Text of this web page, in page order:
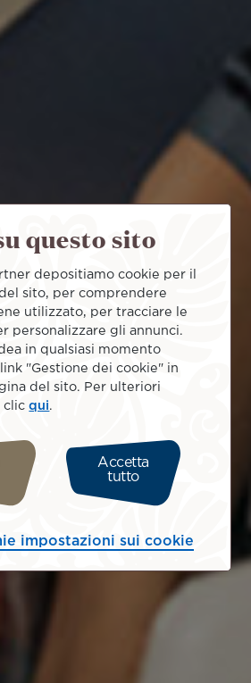
questo sito
depositiamo cookie per il
sito, per comprendere
utilizzato, per tracciare le
personalizzare gli annunci.
in qualsiasi momento
"Gestione dei cookie" in
del sito. Per ulteriori
clicqui
Accetta
tutto
impostazioni sui cookie